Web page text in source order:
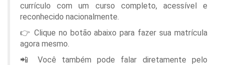
currículo com um curso completo, acessível e
reconhecido nacionalmente.
👉 Clique no botão abaixo para fazer sua matrícula
agora mesmo.
📲 Você também pode falar diretamente pelo